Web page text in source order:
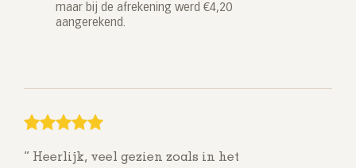
maar bij de afrekening werd €4,20
aangerekend.
Heerlijk, veel gezien zoals in het